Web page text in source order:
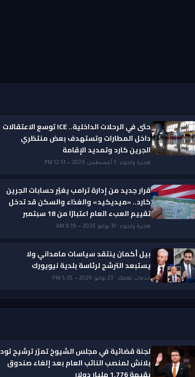
حتى في الرحلات الداخلية.. ICE توسع الاعتقالات
داخل المطارات وتستهدف بعض منتظري
الجرين كارد وتمديد الإقامة
هجرة ولجوء · 1 أغسطس 2026 — 12:51 PM
قرار جديد من إدارة ترامب يغيّر حسابات الجرين
كارد.. «ميديكيد» والغذاء والسكن قد تدخل
تقييم العبء العام اعتبارًا من 18 سبتمبر
هجرة ولجوء · 31 يوليو 2026 — 8:19 AM
بيل أكمان ينتقد سياسات مامداني ولا
يستبعد الترشح لرئاسة بلدية نيويورك
خدمات تهمك · 23 يوليو 2026 — 5:35 PM
لجنة قضائية في مجلس الشيوخ تمرّر ترشيح تود
بلانش لمنصب النائب العام بعد إلغاء صندوق